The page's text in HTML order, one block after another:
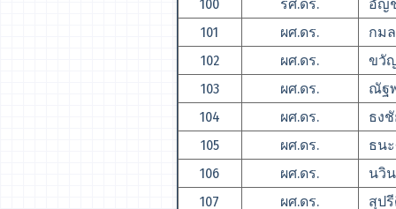
100
รศ.ดร.
อัญ
101
ผศ.ดร.
กม
102
ผศ.ดร.
ขวั
103
ผศ.ดร.
ณัฐ
104
ผศ.ดร.
ธง
105
ผศ.ดร.
ธน
106
ผศ.ดร.
นวิ
107
ผศ.ดร.
สุป